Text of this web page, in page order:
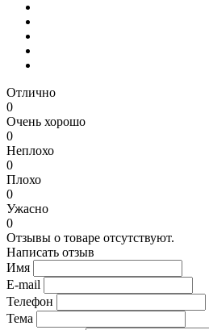
Отлично
0
Очень хорошо
0
Неплохо
0
Плохо
0
Ужасно
0
Отзывы о товаре отсутствуют.
Написать отзыв
Имя
E-mail
Телефон
Тема